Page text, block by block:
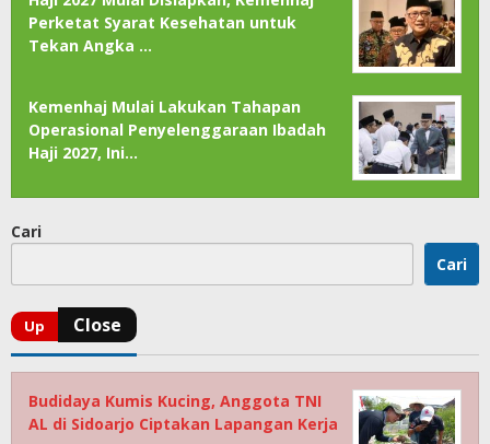
Perketat Syarat Kesehatan untuk
Tekan Angka …
Kemenhaj Mulai Lakukan Tahapan
Operasional Penyelenggaraan Ibadah
Haji 2027, Ini…
Cari
Cari
Budidaya Kumis Kucing, Anggota TNI
AL di Sidoarjo Ciptakan Lapangan Kerja